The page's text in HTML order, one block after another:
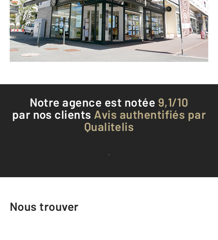
Envoyer un message
Téléphoner à l'agence
Notre agence est notée 9,1/10
par nos clients Avis authentifiés par
Qualitelis
Voir tous les avis clients
Nous trouver